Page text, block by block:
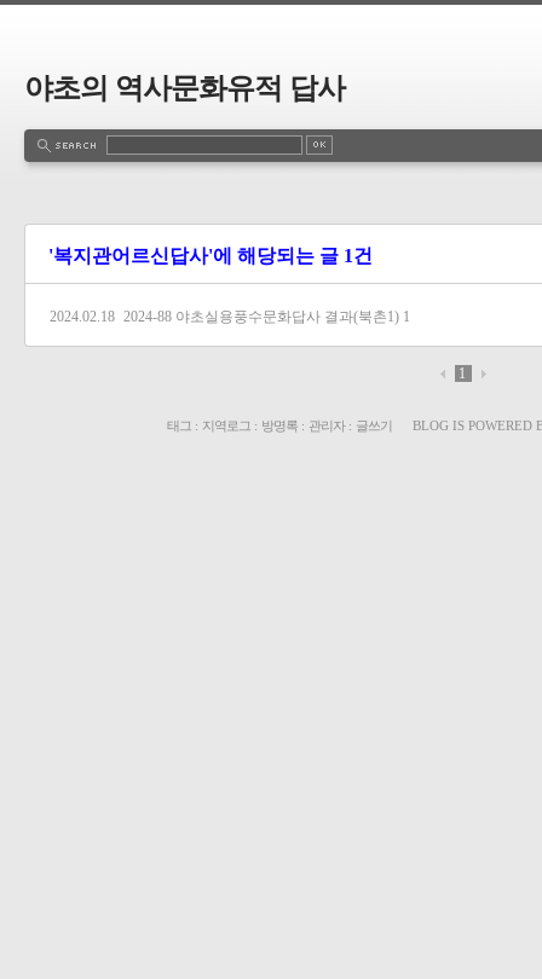
야초의 역사문화유적 답사
'복지관어르신답사'에 해당되는 글 1건
2024.02.18 2024-88 야초실용풍수문화답사 결과(북촌1) 1
1
태그 : 지역로그 : 방명록 : 관리자: 글쓰기 BLOG IS POWERED